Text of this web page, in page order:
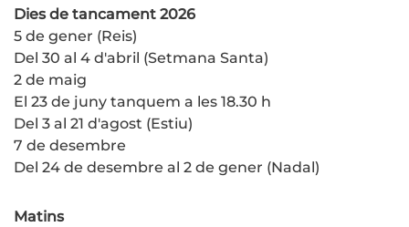
Dies de tancament 2026
5 de gener (Reis)
Del 30 al 4 d'abril (Setmana Santa)
2 de maig
El 23 de juny tanquem a les 18.30 h
Del 3 al 21 d'agost (Estiu)
7 de desembre
Del 24 de desembre al 2 de gener (Nadal)
Matins